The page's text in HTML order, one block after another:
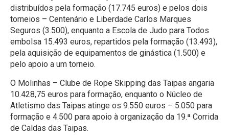
distribuídos pela formação (17.745 euros) e pelos dois
torneios – Centenário e Liberdade Carlos Marques
Seguros (3.500), enquanto a Escola de Judo para Todos
embolsa 15.493 euros, repartidos pela formação (13.493),
pela aquisição de equipamentos de ginástica (1.500) e
pelo apoio a um torneio.
O Molinhas – Clube de Rope Skipping das Taipas angaria
10.428,75 euros para formação, enquanto o Núcleo de
Atletismo das Taipas atinge os 9.550 euros – 5.050 para
formação e 4.500 para apoio à organização da 19.ª Corrida
de Caldas das Taipas.